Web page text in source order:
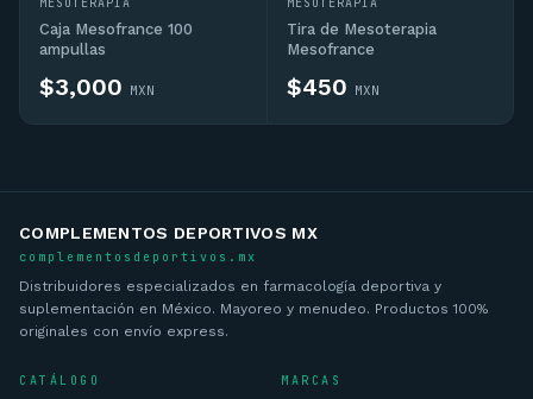
Caja Mesofrance 100
ampullas
$3,000 MXN
Tira de Mesoterapia
Mesofrance
$450 MXN
COMPLEMENTOS DEPORTIVOS MX
complementosdeportivos.mx
Distribuidores especializados en farmacología deportiva y
suplementación en México. Mayoreo y menudeo. Productos 100%
originales con envío express.
CATÁLOGO MARCAS